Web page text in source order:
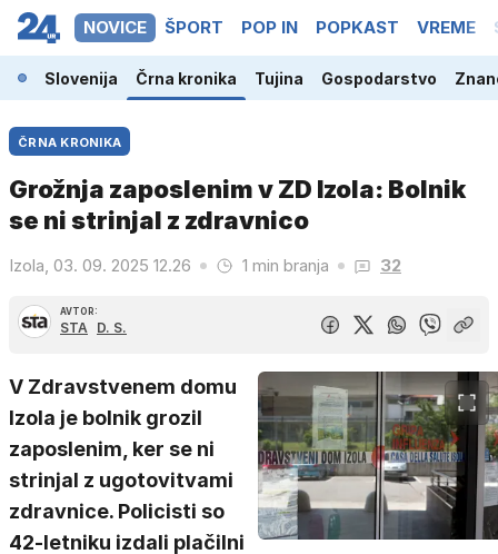
NOVICE ŠPORT POP IN POPKAST VREME
Slovenija Črna kronika Tujina Gospodarstvo
ČRNA KRONIKA
Grožnja zaposlenim v ZD Izola: Bolnik
se ni strinjal z zdravnico
Izola, 03. 09. 2025 12.26 1 min branja 32
AVTOR:
STA D. S.
V Zdravstvenem domu
Izola je bolnik grozil
zaposlenim, ker se ni
strinjal z ugotovitvami
zdravnice. Policisti so
42-letniku izdali plačilni